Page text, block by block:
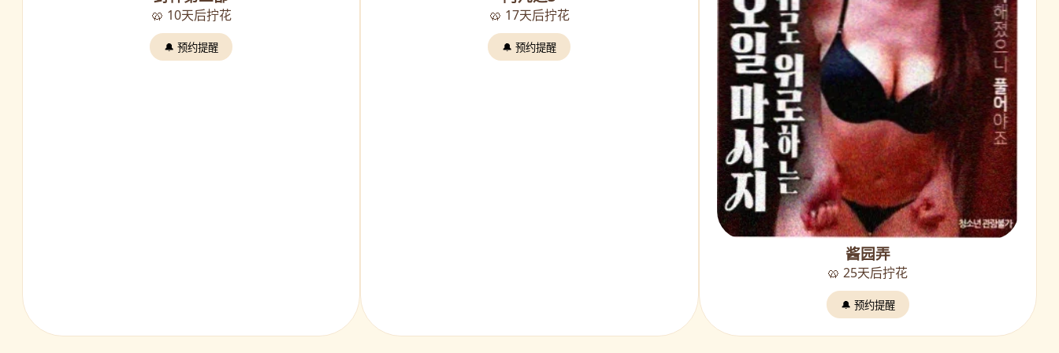
🥨 10天后拧花
🔔 预约提醒
🥨 17天后拧花
🔔 预约提醒
酱园弄
🥨 25天后拧花
🔔 预约提醒